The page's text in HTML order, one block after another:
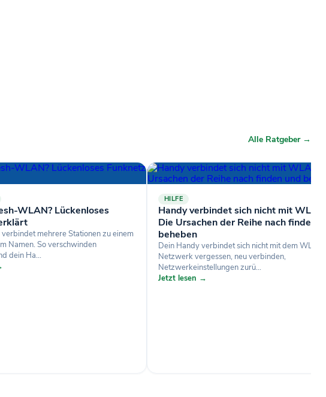
Alle Ratgeber →
WLAN? Lückenloses
mehrere Stationen zu einem
Namen. So verschwinden
dein Ha...
HILFE
Handy verbindet sich nicht mit
Die Ursachen der Reihe nach finden
beheben
Dein Handy verbindet sich nicht mit dem
Netzwerk vergessen, neu verbinden,
Netzwerkeinstellungen zurü...
Jetzt lesen →